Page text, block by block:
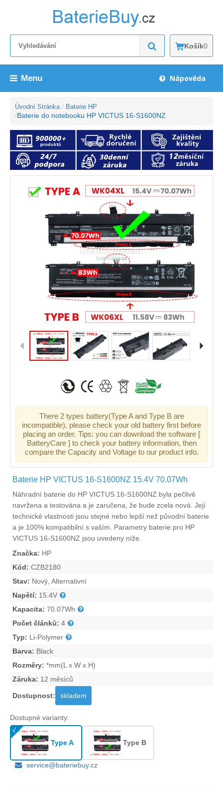
Košík0
Menu Nápověda
Úvodní Stránka Baterie HP
Baterie do notebooku HP VICTUS 16-S1600NZ
There 2 types battery(Type A and Type B are
incompatible), please check your old battery first before
placing an order. Tips: you can download the software [
BatteryCare ] to check your battery information, then
compare the Capacity and Voltage to our product info.
Baterie HP VICTUS 16-S1600NZ 15.4V 70.07Wh
Náhradní baterie do HP VICTUS 16-S1600NZ byla pečlivě
navržena a testována a je zaručena, že bude zcela nová. Její
technické vlastnosti jsou stejné nebo lepší než původní baterie
a je 100% kompatibilní s vaším. Parametry baterie pro HP
VICTUS 16-S1600NZ jsou uvedeny níže.
Značka: HP
Kód: CZB2180
Stav: Nový, Alternativní
Napětí: 15.4V
Kapacita: 70.07Wh
Počet článků: 4
Typ: Li-Polymer
Barva: Black
Rozměry: *mm(L x W x H)
Záruka: 12 měsíců
Dostupnost: skladem
Dostupné varianty:
Type A Type B
service@bateriebuy.cz